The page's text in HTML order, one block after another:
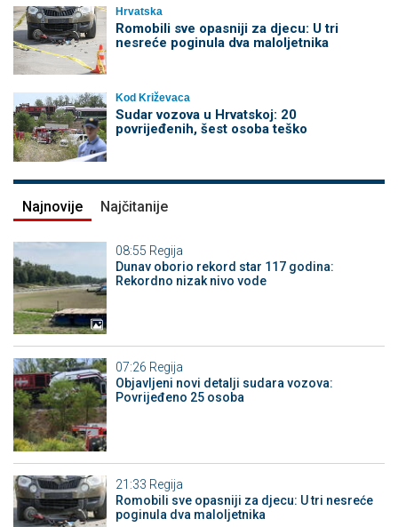
Hrvatska
Romobili sve opasniji za djecu: U tri
nesreće poginula dva maloljetnika
Kod Križevaca
Sudar vozova u Hrvatskoj: 20
povrijeđenih, šest osoba teško
Najnovije Najčitanije
08:55 Regija
Dunav oborio rekord star 117 godina:
Rekordno nizak nivo vode
07:26 Regija
Objavljeni novi detalji sudara vozova:
Povrijeđeno 25 osoba
21:33 Regija
Romobili sve opasniji za djecu: U tri nesreće
poginula dva maloljetnika